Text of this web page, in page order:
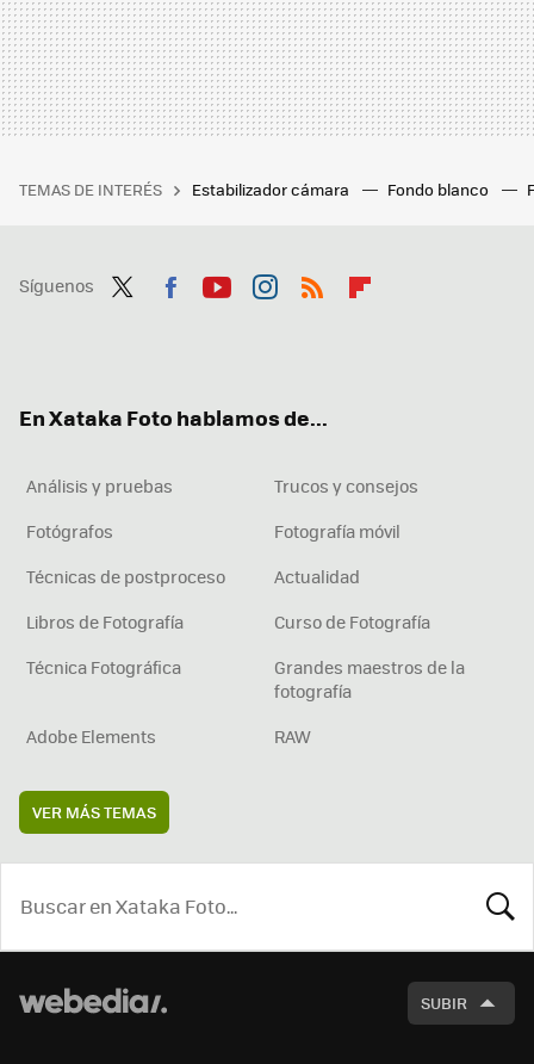
TEMAS DE INTERÉS Estabilizador cámara Fondo blanco
Síguenos
En Xataka Foto hablamos de...
Análisis y pruebas
Trucos y consejos
Fotógrafos
Fotografía móvil
Técnicas de postproceso
Actualidad
Libros de Fotografía
Curso de Fotografía
Técnica Fotográfica
Grandes maestros de la
fotografía
Adobe Elements
RAW
VER MÁS TEMAS
SUBIR